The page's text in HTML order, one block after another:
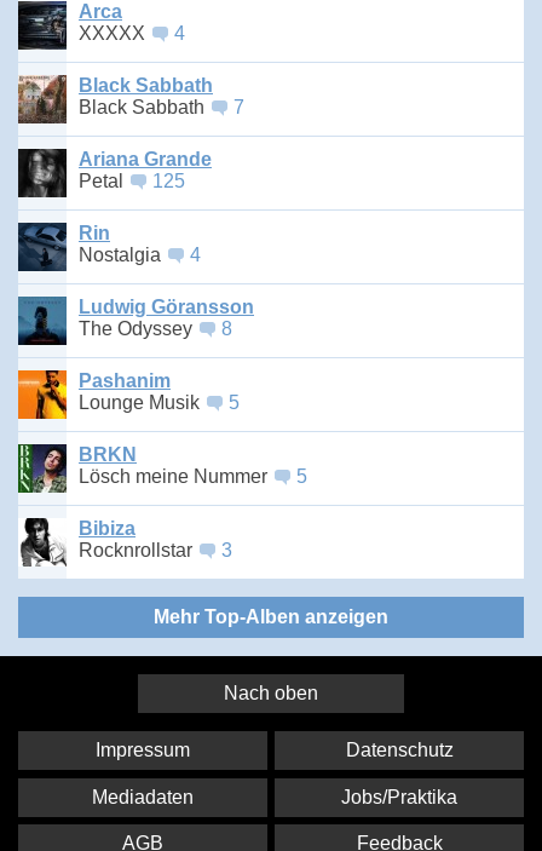
Arca
XXXXX
4
Black Sabbath
Black Sabbath
7
Ariana Grande
Petal
125
Rin
Nostalgia
4
Ludwig Göransson
The Odyssey
8
Pashanim
Lounge Musik
5
BRKN
Lösch meine Nummer
5
Bibiza
Rocknrollstar
3
Mehr Top-Alben anzeigen
Nach oben
Impressum Datenschutz
Mediadaten Jobs/Praktika
AGB Feedback